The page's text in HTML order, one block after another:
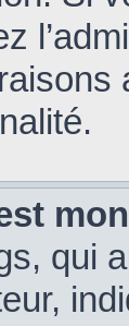
qui